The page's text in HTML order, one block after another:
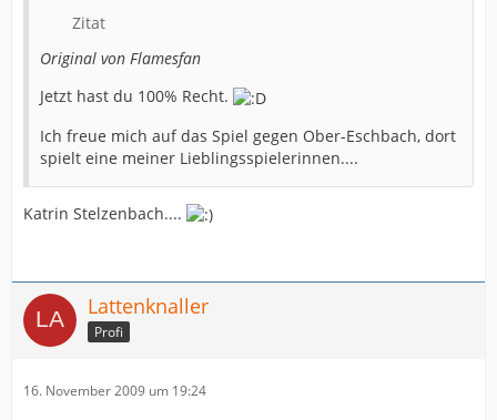
Zitat
Original von Flamesfan
Jetzt hast du 100% Recht.
Ich freue mich auf das Spiel gegen Ober-Eschbach, dort
spielt eine meiner Lieblingsspielerinnen....
Katrin Stelzenbach....
Lattenknaller
Profi
16. November 2009 um 19:24